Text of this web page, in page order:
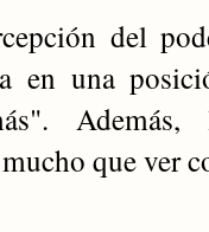
del
en una
Además,
que ver